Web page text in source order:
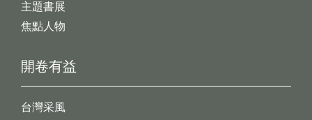
開卷有益
台灣采風
主題書展
焦點人物